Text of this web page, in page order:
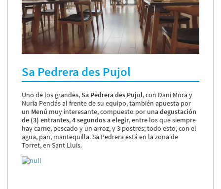
Sa Pedrera des Pujol
Uno de los grandes, Sa Pedrera des Pujol, con Dani Mora y
Nuria Pendás al frente de su equipo, también apuesta por
un Menú muy interesante, compuesto por unadegustación
de (3) entrantes,4 segundos a elegir, entre los que siempre
hay carne, pescado y un arroz, y 3 postres; todo esto, con el
agua, pan, mantequilla. Sa Pedrera está en la zona de
Torret, en Sant Lluis.